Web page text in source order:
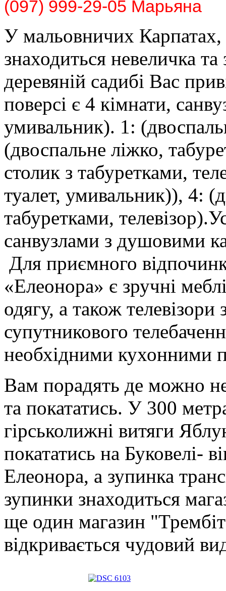
(097) 999-29-05 Марьяна
У мальовничих
знаходиться невеличка
деревяній садибі Вас
поверсі є 4 кімнати,
умивальник). 1:
(двоспальне ліжко,
столик з табуретками,
туалет, умивальник)), 4:
табуретками,
санвузлами з душовими
Для приємного
«Елеонора» є зручні
одягу, а також
супутникового
необхідними кухонними
Вам порадять де можно
та покататись. У 300
гірськолижні витяги
покататись на Буковелі-
Елеонора, а зупинка
зупинки знаходиться
ще один магазин
відкривається чудовий